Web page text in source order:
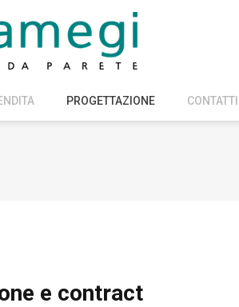
PROGETTAZIONE CONTATTI
e contract